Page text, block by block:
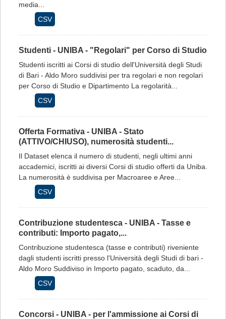
media...
CSV
Studenti - UNIBA - "Regolari" per Corso di Studio
Studenti iscritti ai Corsi di studio dell'Università degli Studi
di Bari - Aldo Moro suddivisi per tra regolari e non regolari
per Corso di Studio e Dipartimento La regolarità...
CSV
Offerta Formativa - UNIBA - Stato
(ATTIVO/CHIUSO), numerosità studenti...
Il Dataset elenca il numero di studenti, negli ultimi anni
accademici, iscritti ai diversi Corsi di studio offerti da Uniba.
La numerosità è suddivisa per Macroaree e Aree...
CSV
Contribuzione studentesca - UNIBA - Tasse e
contributi: Importo pagato,...
Contribuzione studentesca (tasse e contributi) riveniente
dagli studenti iscritti presso l'Università degli Studi di bari -
Aldo Moro Suddiviso in Importo pagato, scaduto, da...
CSV
Concorsi - UNIBA - per l'ammissione ai Corsi di